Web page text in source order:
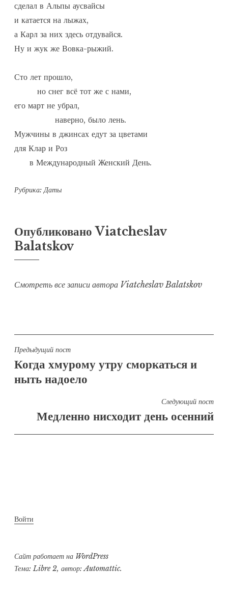
сделал в Альпы аусвайсы
и катается на лыжах,
а Карл за них здесь отдувайся.
Ну и жук же Вовка-рыжий.
Сто лет прошло,
         но снег всё тот же с нами,
его март не убрал,
                наверно, было лень.
Мужчины в джинсах едут за цветами
для Клар и Роз
      в Международный Женский День.
Рубрика:Даты
ОпубликованоViatcheslav
Balatskov
Смотреть все записи автора Viatcheslav Balatskov
Навигация
по
записям
Предыдущий пост
Когда хмурому утру сморкаться и
ныть надоело
Следующий пост
Медленно нисходит день осенний
Войти
Сайт работает на WordPress
Тема: Libre 2, автор:Automattic.